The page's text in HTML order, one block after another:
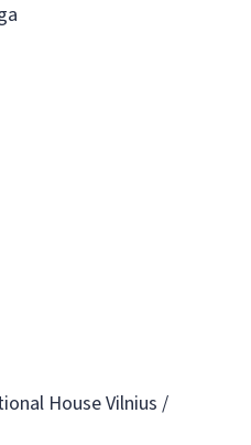
House Vilnius /